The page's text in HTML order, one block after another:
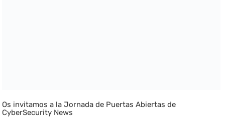
Os invitamos a la Jornada de Puertas Abiertas de
CyberSecurity News